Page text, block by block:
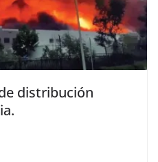
distribución